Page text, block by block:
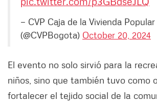
— CVP Caja de la Vivienda Popular
(@CVPBogota) October 20, 2024
El evento no solo sirvió para la
niños, sino que también tuvo como
fortalecer el tejido social de la